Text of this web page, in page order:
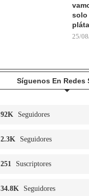
solo
25/
Síguenos En Redes
92K Seguidores
2.3K Seguidores
251 Suscriptores
34.8K Seguidores